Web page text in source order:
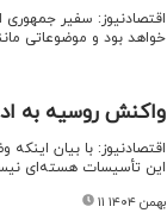
اقتصادنیوز: سفیر
خواهد بود و موضوعاتی
واکنش روسیه به
اقتصادنیوز: با بیان
این تأسیسات هسته‌ای
۱۱ بهمن ۱۴۰۴